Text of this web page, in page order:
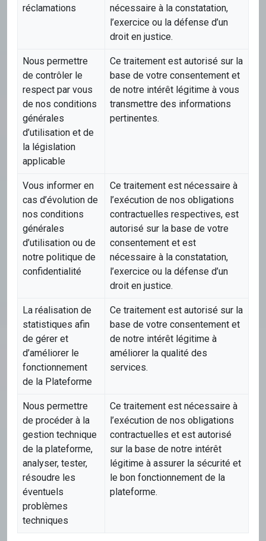
réclamations
nécessaire à la constatation,
l’exercice ou la défense d’un
droit en justice.
Nous permettre
de contrôler le
respect par vous
de nos conditions
générales
d’utilisation et de
la législation
applicable
Ce traitement est autorisé sur la
base de votre consentement et
de notre intérêt légitime à vous
transmettre des informations
pertinentes.
Vous informer en
cas d’évolution de
nos conditions
générales
d’utilisation ou de
notre politique de
confidentialité
Ce traitement est nécessaire à
l’exécution de nos obligations
contractuelles respectives, est
autorisé sur la base de votre
consentement et est
nécessaire à la constatation,
l’exercice ou la défense d’un
droit en justice.
La réalisation de
statistiques afin
de gérer et
d’améliorer le
fonctionnement
de la Plateforme
Ce traitement est autorisé sur la
base de votre consentement et
de notre intérêt légitime à
améliorer la qualité des
services.
Nous permettre
de procéder à la
gestion technique
de la plateforme,
analyser, tester,
résoudre les
éventuels
problèmes
techniques
Ce traitement est nécessaire à
l’exécution de nos obligations
contractuelles et est autorisé
sur la base de notre intérêt
légitime à assurer la sécurité et
le bon fonctionnement de la
plateforme.